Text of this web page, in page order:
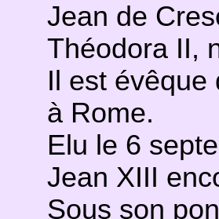
Jean de
Théodora II,
Il est évêque
à Rome.
Elu le 6
Jean XIII
Sous son